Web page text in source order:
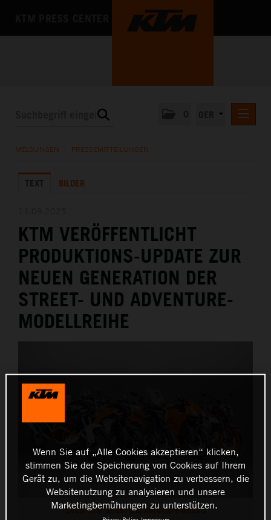
MEDIA
MELDUNGEN PRESSEMITTEILUNGEN
TEXT BILDER
KTM VERÖFFENTLICHT
PRODUKTIONS-UPDATE ZUR
NEUEN GENERATION DER
STREET- UND ADVENTURE-
MODELLREIHE
2025 KTM Street and Adventure models
Wenn Sie auf „Alle Cookies akzeptieren“ klicken,
stimmen Sie der Speicherung von Cookies auf Ihrem
Gerät zu, um die Websitenavigation zu verbessern, die
Websitenutzung zu analysieren und unsere
Marketingbemühungen zu unterstützen.